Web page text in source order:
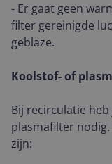
- Er gaat geen
filter gereinigde
geblaze.
Koolstof- of
Bij recirculatie
plasmafilter
zijn: